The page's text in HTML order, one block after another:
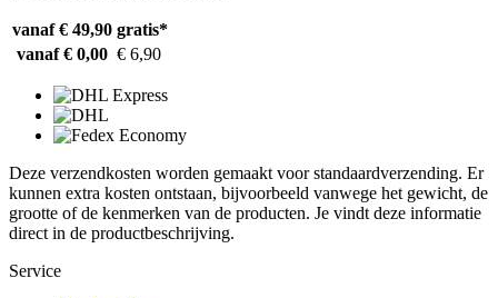
vanaf € 49,90 gratis*
vanaf € 0,00 € 6,90
Deze verzendkosten worden gemaakt voor standaardverzending. Er
kunnen extra kosten ontstaan, bijvoorbeeld vanwege het gewicht, de
grootte of de kenmerken van de producten. Je vindt deze informatie
direct in de productbeschrijving.
Service